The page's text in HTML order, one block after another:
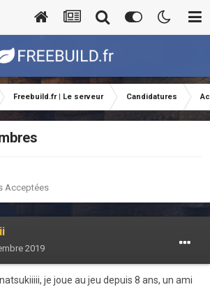
Freebuild.fr | Le serveur Candidatures
Acceptées
2019
je joue au jeu depuis 8 ans, un ami